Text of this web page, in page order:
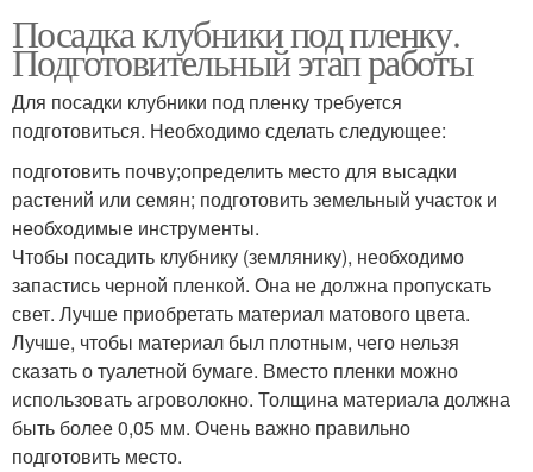
Посадка клубники под пленку.
Подготовительный этап работы
Для посадки клубники под пленку требуется
подготовиться. Необходимо сделать следующее:
подготовить почву;определить место для высадки
растений или семян; подготовить земельный участок и
необходимые инструменты.
Чтобы посадить клубнику (землянику), необходимо
запастись черной пленкой. Она не должна пропускать
свет. Лучше приобретать материал матового цвета.
Лучше, чтобы материал был плотным, чего нельзя
сказать о туалетной бумаге. Вместо пленки можно
использовать агроволокно. Толщина материала должна
быть более 0,05 мм. Очень важно правильно
подготовить место.